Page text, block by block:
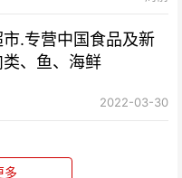
.专营中国食品及新
、鱼、海鲜
2022-03-30
多